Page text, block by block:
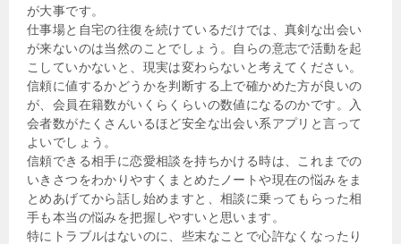
が大事です。
仕事場と自宅の往復を続けているだけでは、真剣な出会い
が来ないのは当然のことでしょう。自らの意志で活動を起
こしていかないと、現実は変わらないと考えてください。
信頼に値するかどうかを判断する上で確かめた方が良いの
が、会員在籍数がいくらくらいの数値になるのかです。入
会者数がたくさんいるほど安全な出会い系アプリと言って
よいでしょう。
信頼できる相手に恋愛相談を持ちかける時は、これまでの
いきさつをわかりやすくまとめたノートや現在の悩みをま
とめあげてから話し始めますと、相談に乗ってもらった相
手も本当の悩みを把握しやすいと思います。
特にトラブルはないのに、些末なことで心許なくなったり